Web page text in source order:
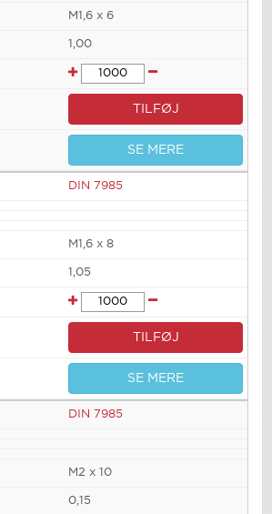
M1,6 x 6
1,00
TILFØJ
SE MERE
DIN 7985
M1,6 x 8
1,05
TILFØJ
SE MERE
DIN 7985
M2 x 10
0,15